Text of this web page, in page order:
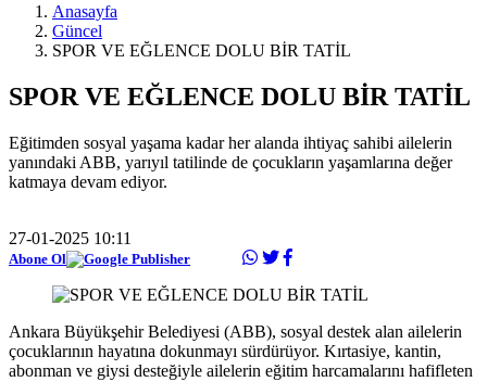
Anasayfa
Güncel
SPOR VE EĞLENCE DOLU BİR TATİL
SPOR VE EĞLENCE DOLU BİR TATİL
Eğitimden sosyal yaşama kadar her alanda ihtiyaç sahibi ailelerin
yanındaki ABB, yarıyıl tatilinde de çocukların yaşamlarına değer
katmaya devam ediyor.
27-01-2025 10:11
Abone Ol
Ankara Büyükşehir Belediyesi (ABB), sosyal destek alan ailelerin
çocuklarının hayatına dokunmayı sürdürüyor. Kırtasiye, kantin,
abonman ve giysi desteğiyle ailelerin eğitim harcamalarını hafifleten